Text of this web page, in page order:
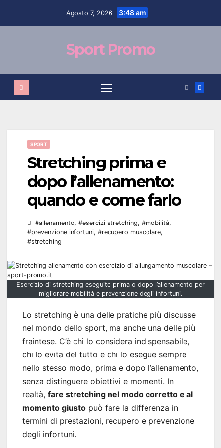
Agosto 7, 2026 3:48 am
Sport Promo
SPORT
Stretching prima e
dopo l’allenamento:
quando e come farlo
#allenamento, #esercizi stretching, #mobilità,
#prevenzione infortuni, #recupero muscolare,
#stretching
Esercizio di stretching eseguito prima o dopo l’allenamento per
migliorare mobilità e prevenzione degli infortuni.
Lo stretching è una delle pratiche più discusse
nel mondo dello sport, ma anche una delle più
fraintese. C’è chi lo considera indispensabile,
chi lo evita del tutto e chi lo esegue sempre
nello stesso modo, prima e dopo l’allenamento,
senza distinguere obiettivi e momenti. In
realtà, fare stretching nel modo corretto e al
momento giusto può fare la differenza in
termini di prestazioni, recupero e prevenzione
degli infortuni.